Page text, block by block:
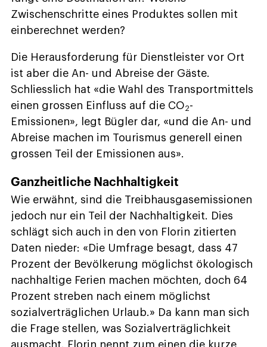
Zwischenschritte eines Produktes sollen mit
einberechnet werden?
Die Herausforderung für Dienstleister vor Ort
ist aber die An- und Abreise der Gäste.
Schliesslich hat «die Wahl des Transportmittels
einen grossen Einfluss auf die CO2-
Emissionen», legt Bügler dar, «und die An- und
Abreise machen im Tourismus generell einen
grossen Teil der Emissionen aus».
Ganzheitliche Nachhaltigkeit
Wie erwähnt, sind die Treibhausgasemissionen
jedoch nur ein Teil der Nachhaltigkeit. Dies
schlägt sich auch in den von Florin zitierten
Daten nieder: «Die Umfrage besagt, dass 47
Prozent der Bevölkerung möglichst ökologisch
nachhaltige Ferien machen möchten, doch 64
Prozent streben nach einem möglichst
sozialverträglichen Urlaub.» Da kann man sich
die Frage stellen, was Sozialverträglichkeit
ausmacht. Florin nennt zum einen die kurze